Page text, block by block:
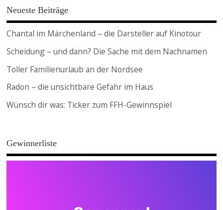
Neueste Beiträge
Chantal im Märchenland – die Darsteller auf Kinotour
Scheidung – und dann? Die Sache mit dem Nachnamen
Toller Familienurlaub an der Nordsee
Radon – die unsichtbare Gefahr im Haus
Wünsch dir was: Ticker zum FFH-Gewinnspiel
Gewinnerliste